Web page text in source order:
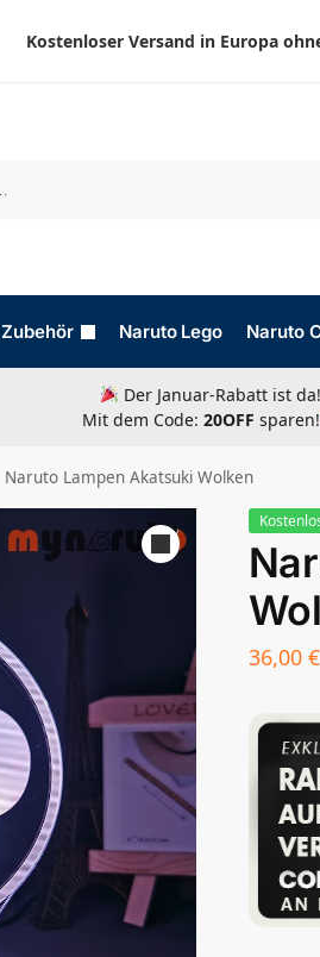
Kostenloser Versand in Europa
Zubehör Naruto Lego Naruto
Der Januar-Rabatt ist da!
Mit dem Code:20OFF sparen!
Naruto Lampen Akatsuki Wolken
36,00 €